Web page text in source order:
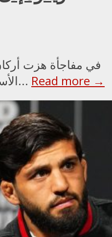
في مفاجأة هزت
الأسطورة الأمريكي فلويد... Read more →